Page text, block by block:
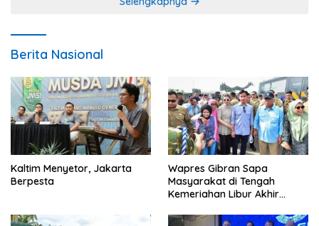
Berita Nasional
Kaltim Menyetor, Jakarta
Berpesta
Wapres Gibran Sapa
Masyarakat di Tengah
Kemeriahan Libur Akhir